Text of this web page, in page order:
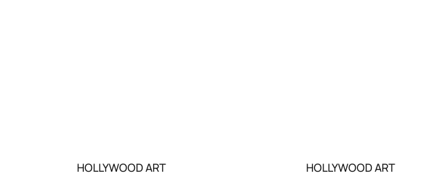
HOLLYWOOD ART HOLLYWOOD ART